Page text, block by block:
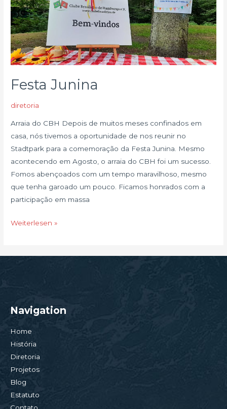
Festa Junina
diretoria
Arraia do CBH Depois de muitos meses confinados em
casa, nós tivemos a oportunidade de nos reunir no
Stadtpark para a comemoração da Festa Junina. Mesmo
acontecendo em Agosto, o arraia do CBH foi um sucesso.
Fomos abençoados com um tempo maravilhoso, mesmo
que tenha garoado um pouco. Ficamos honrados com a
participação em massa
Weiterlesen »
Navigation
Home
História
Diretoria
Projetos
Blog
Estatuto